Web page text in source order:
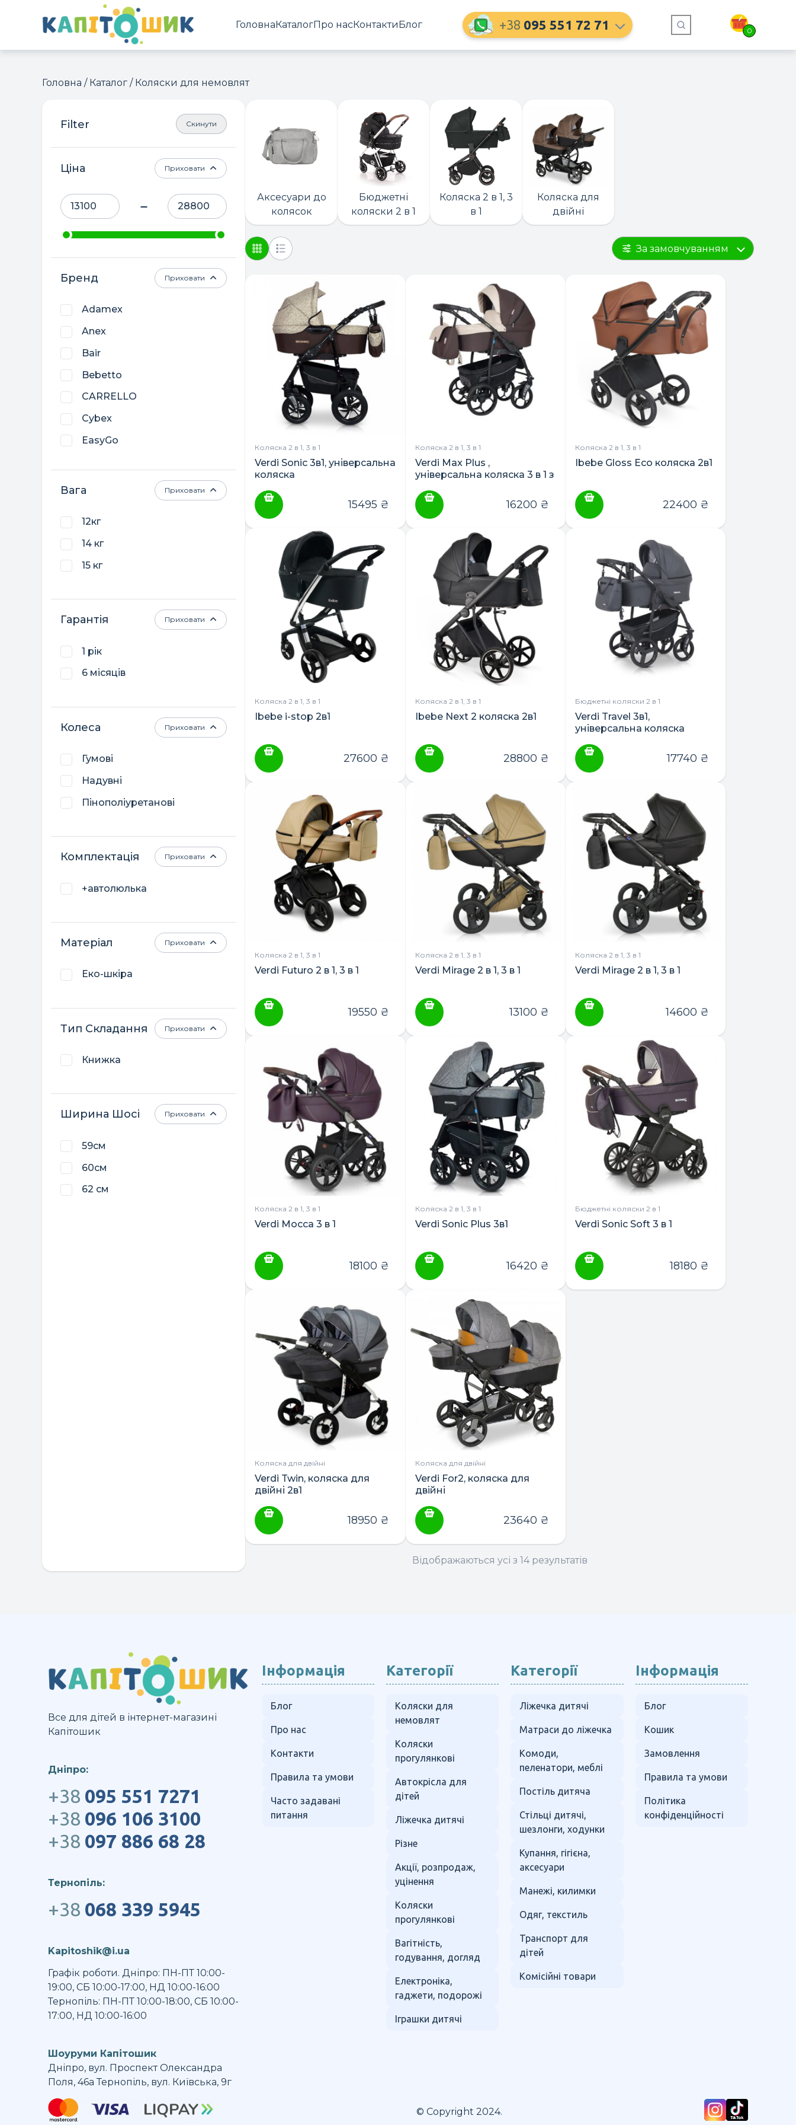
ГоловнаКаталогПро насКонтактиБлог +38 095 551 72 71 0
ПОШУК ТОВАРІВ:
Головна / Каталог / Коляски для немовлят
Скинути
Ціна Приховати
Бренд
Adamex
Anex
Bair
Bebetto
CARRELLO
Cybex
EasyGo
Lorelli
Mioobaby
Roan
Verdi
Україна
Приховати
Вага
12кг
14 кг
15 кг
Приховати
Гарантія
1 рік
6 місяців
Приховати
Колеса
Гумові
Надувні
Пінополіуретанові
Приховати
Комплектація
+автолюлька
Приховати
Матеріал
Еко-шкіра
Приховати
Тип Складання
Книжка
Приховати
Ширина Шосі
59см
60см
62 см
Приховати
Аксесуари до
колясок
Бюджетні
коляски 2 в 1
Коляска 2 в 1, 3
в 1
Коляска для
двійні
За замовчуванням
Коляска 2 в 1, 3 в 1
Verdi Sonic 3в1, універсальна
коляска
15495 ₴
Коляска 2 в 1, 3 в 1
Verdi Max Plus ,
універсальна коляска 3 в 1 з
16200 ₴
Коляска 2 в 1, 3 в 1
Ibebe Gloss Eco коляска 2в1
22400 ₴
Коляска 2 в 1, 3 в 1
Ibebe i-stop 2в1
27600 ₴
Коляска 2 в 1, 3 в 1
Ibebe Next 2 коляска 2в1
28800 ₴
Бюджетні коляски 2 в 1
Verdi Travel 3в1,
універсальна коляска
17740 ₴
Коляска 2 в 1, 3 в 1
Verdi Futuro 2 в 1, 3 в 1
19550 ₴
Коляска 2 в 1, 3 в 1
Verdi Mirage 2 в 1, 3 в 1
13100 ₴
Коляска 2 в 1, 3 в 1
Verdi Mirage 2 в 1, 3 в 1
14600 ₴
Коляска 2 в 1, 3 в 1
Verdi Mocca 3 в 1
18100 ₴
Коляска 2 в 1, 3 в 1
Verdi Sonic Plus 3в1
16420 ₴
Бюджетні коляски 2 в 1
Verdi Sonic Soft 3 в 1
18180 ₴
Коляска для двійні
Verdi Twin, коляска для
двійні 2в1
18950 ₴
Коляска для двійні
Verdi For2, коляска для
двійні
23640 ₴
Відображаються усі з 14 результатів
Все для дітей в інтернет-магазині
Капітошик
Дніпро:
+38 095 551 7271
+38 096 106 3100
+38 097 886 68 28
Тернопіль:
+38 068 339 5945
Kapitoshik@i.ua
Графік роботи. Дніпро: ПН-ПТ 10:00-
19:00, СБ 10:00-17:00, НД 10:00-16:00
Тернопіль: ПН-ПТ 10:00-18:00, СБ 10:00-
17:00, НД 10:00-16:00
Шоуруми Капітошик
Дніпро, вул. Проспект Олександра
Поля, 46а Тернопіль, вул. Київська, 9г
Інформація
Блог
Про нас
Контакти
Правила та умови
Часто задавані
питання
Категорії
Коляски для
немовлят
Коляски
прогулянкові
Автокрісла для
дітей
Ліжечка дитячі
Різне
Акції, розпродаж,
уцінення
Коляски
прогулянкові
Вагітність,
годування, догляд
Електроніка,
гаджети, подорожі
Іграшки дитячі
Категорії
Ліжечка дитячі
Матраси до ліжечка
Комоди,
пеленатори, меблі
Постіль дитяча
Стільці дитячі,
шезлонги, ходунки
Купання, гігієна,
аксесуари
Манежі, килимки
Одяг, текстиль
Транспорт для
дітей
Комісійні товари
Інформація
Блог
Кошик
Замовлення
Правила та умови
Політика
конфіденційності
© Copyright 2024.